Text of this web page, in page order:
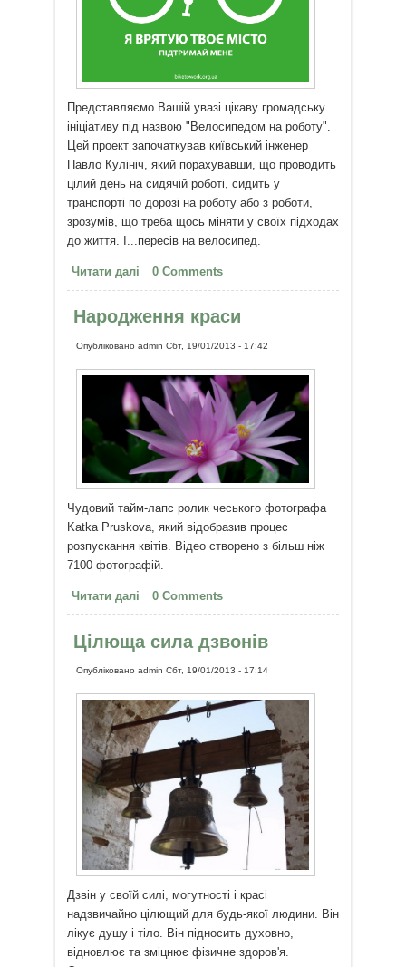
Представляємо Вашій увазі цікаву громадську
ініціативу під назвою "Велосипедом на роботу".
Цей проект започаткував київський інженер
Павло Кулініч, який порахувавши, що проводить
цілий день на сидячій роботі, сидить у
транспорті по дорозі на роботу або з роботи,
зрозумів, що треба щось міняти у своїх підходах
до життя. І...пересів на велосипед.
Читати далі про Велосипедом на роботу або
життя, як велосипед
0 Comments
Народження краси
Опублікованоadmin Сбт, 19/01/2013 - 17:42
Чудовий тайм-лапс ролик чеського фотографа
Katka Pruskova, який відобразив процес
розпускання квітів. Відео створено з більш ніж
7100 фотографій.
Читати далі про Народження краси
0 Comments
Цілюща сила дзвонів
Опублікованоadmin Сбт, 19/01/2013 - 17:14
Дзвін у своїй силі, могутності і красі
надзвичайно цілющий для будь-якої людини. Він
лікує душу і тіло. Він підносить духовно,
відновлює та зміцнює фізичне здоров'я.